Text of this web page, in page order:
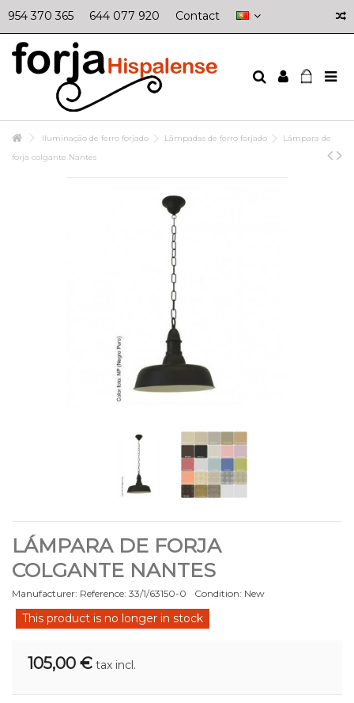
954 370 365 644 077 920 Contact
Iluminação de ferro forjado Lâmpadas de ferro forjado
Lámpara de
forja colgante Nantes
LÁMPARA DE FORJA
COLGANTE NANTES
Manufacturer: Reference: 33/1/63150-0 Condition: New
This product is no longer in stock
105,00 € tax incl.